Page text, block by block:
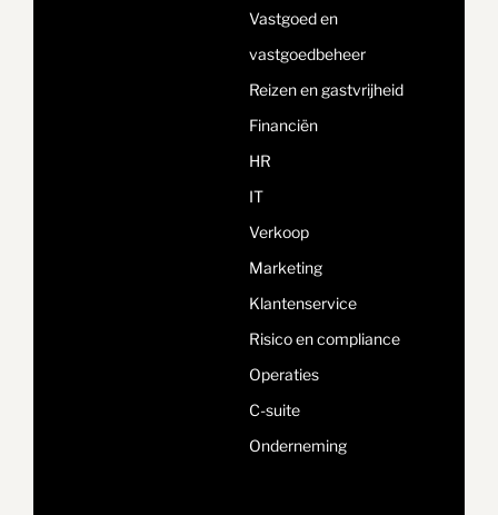
Vastgoed en
vastgoedbeheer
Reizen en gastvrijheid
Financiën
HR
IT
Verkoop
Marketing
Klantenservice
Risico en compliance
Operaties
C-suite
Onderneming